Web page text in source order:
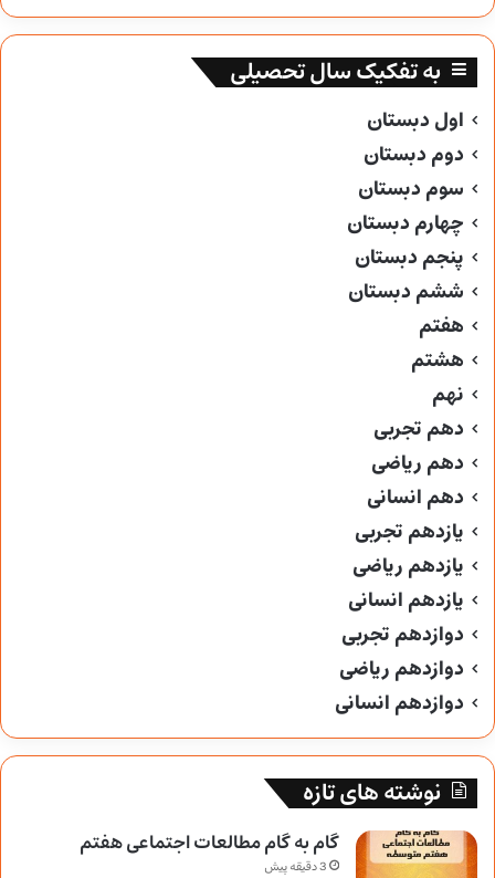
به تفکیک سال تحصیلی
اول دبستان
دوم دبستان
سوم دبستان
چهارم دبستان
پنجم دبستان
ششم دبستان
هفتم
هشتم
نهم
دهم تجربی
دهم ریاضی
دهم انسانی
یازدهم تجربی
یازدهم ریاضی
یازدهم انسانی
دوازدهم تجربی
دوازدهم ریاضی
دوازدهم انسانی
نوشته های تازه
گام به گام مطالعات اجتماعی هفتم
3 دقیقه پیش